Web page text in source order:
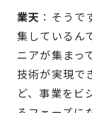
業天 ：そう
集しているん
ニアが集まっ
技術が実現で
ど、事業をビ